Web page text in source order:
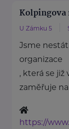
Kolpingova
U Zámku 5
Jsme
organizace
, která se již
zaměřuje
https://